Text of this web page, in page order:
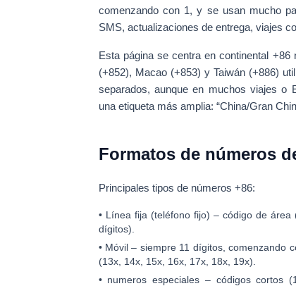
comenzando con 1, y se usan mucho
SMS, actualizaciones de entrega, viajes
Esta página se centra encontinental +86
(+852), Macao (+853) y Taiwán (+886)
separados, aunque en muchos viajes o
una etiqueta más amplia: “China/Gran
Formatos de números
Principales tipos de números +86:
• Línea fija (teléfono fijo) – código de área
dígitos).
• Móvil– siempre 11 dígitos, comenzando
(13x, 14x, 15x, 16x, 17x, 18x, 19x).
• numeros especiales – códigos cortos